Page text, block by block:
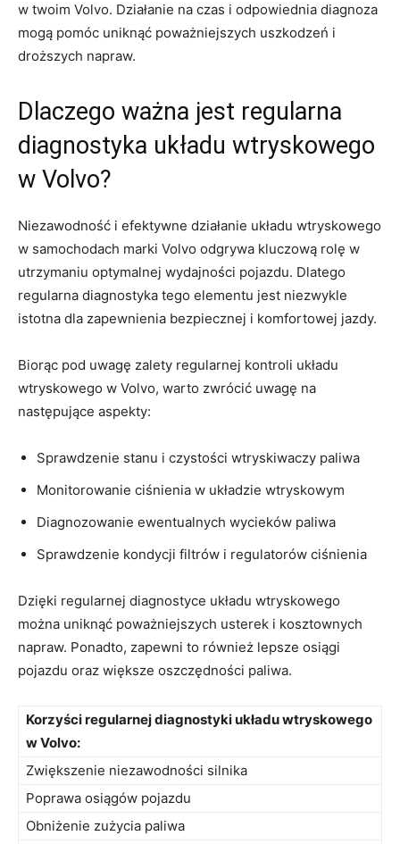
w twoim Volvo. Działanie na czas ‌i odpowiednia diagnoza
mogą ​pomóc uniknąć poważniejszych uszkodzeń i
droższych napraw. ⁤
Dlaczego ważna‍ jest‌ regularna
diagnostyka układu wtryskowego
w Volvo?
Niezawodność i efektywne działanie układu wtryskowego
w samochodach ‍marki Volvo odgrywa kluczową rolę w
utrzymaniu optymalnej wydajności pojazdu.‌ Dlatego
regularna diagnostyka tego elementu​ jest niezwykle
istotna dla zapewnienia bezpiecznej i komfortowej jazdy.
Biorąc pod uwagę zalety regularnej kontroli układu
wtryskowego w Volvo, warto⁢ zwrócić ‌uwagę na
następujące aspekty:
Sprawdzenie stanu ⁤i czystości wtryskiwaczy paliwa
Monitorowanie ciśnienia w ⁤układzie wtryskowym
Diagnozowanie ewentualnych wycieków paliwa
Sprawdzenie kondycji filtrów i regulatorów ciśnienia
Dzięki regularnej diagnostyce układu wtryskowego
można uniknąć poważniejszych usterek i kosztownych
napraw. Ponadto, zapewni ‌to również lepsze osiągi
pojazdu oraz większe oszczędności paliwa.
Korzyści regularnej diagnostyki układu wtryskowego
w Volvo:
Zwiększenie niezawodności silnika
Poprawa⁤ osiągów pojazdu
Obniżenie zużycia paliwa